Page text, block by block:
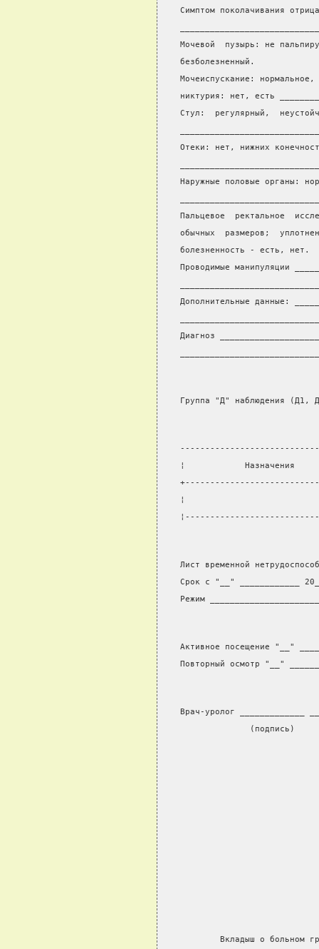
Симптом поколачивания
Мочевой  пузырь: не
безболезненный.
Мочеиспускание:
никтурия: нет, есть
Стул:  регулярный,
Отеки: нет, нижних
Наружные половые органы:
Пальцевое  ректальное
обычных  размеров;
болезненность - есть, нет.
Проводимые манипуляции
Дополнительные данные:
Диагноз
Группа "Д" наблюдения (Д1,
¦            Назначения
¦
Лист временной
Срок с "__" ____________
Режим
Активное посещение "__"
Повторный осмотр "__"
Врач-уролог _____________
(подпись)
Вкладыш о больном